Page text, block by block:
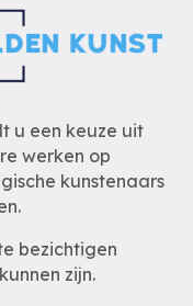
u een keuze uit
werken op
kunstenaars
bezichtigen
zijn.